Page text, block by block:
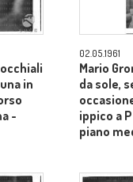
in
-
02.05.1961
Mario
da sole,
ippico a
piano